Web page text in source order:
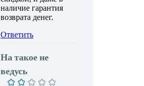
наличие гарантия
возврата денег.
Ответить
На такое не
ведусь